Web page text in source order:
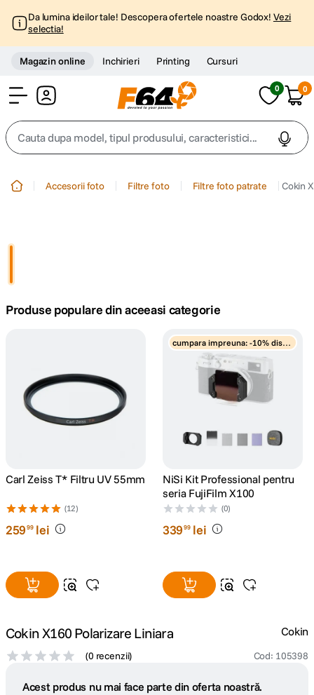
Da lumina ideilor tale! Descopera ofertele noastre Godox! Vezi
selectia!
Magazin online Inchirieri Printing Cursuri
0 0
Cauta dupa model, tipul produsului, caracteristici...
4. peak design
6. canon sx740 hs
7. card memorie
9. dji mic mini
10 . dji osmo pocket 4
Accesorii foto Filtre foto Filtre foto patrate Cokin
Produse populare din aceeasi categorie
Carl Zeiss T* Filtru UV 55mm
(12)
25999 lei
cumpara impreuna: -10% disco
NiSi Kit Professional pentru
seria FujiFilm X100
(0)
33999 lei
Cokin X160 Polarizare Liniara
(0 recenzii) Cod: 105398
Cokin
Acest produs nu mai face parte din oferta noastră.